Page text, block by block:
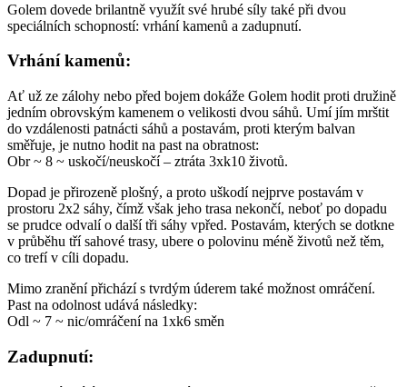
Golem dovede brilantně využít své hrubé síly také při dvou
speciálních schopností: vrhání kamenů a zadupnutí.
Vrhání kamenů:
Ať už ze zálohy nebo před bojem dokáže Golem hodit proti družině
jedním obrovským kamenem o velikosti dvou sáhů. Umí jím mrštit
do vzdálenosti patnácti sáhů a postavám, proti kterým balvan
směřuje, je nutno hodit na past na obratnost:
Obr ~ 8 ~ uskočí/neuskočí – ztráta 3xk10 životů.
Dopad je přirozeně plošný, a proto uškodí nejprve postavám v
prostoru 2x2 sáhy, čímž však jeho trasa nekončí, neboť po dopadu
se prudce odvalí o další tři sáhy vpřed. Postavám, kterých se dotkne
v průběhu tří sahové trasy, ubere o polovinu méně životů než těm,
co trefí v cíli dopadu.
Mimo zranění přichází s tvrdým úderem také možnost omráčení.
Past na odolnost udává následky:
Odl ~ 7 ~ nic/omráčení na 1xk6 směn
Zadupnutí: